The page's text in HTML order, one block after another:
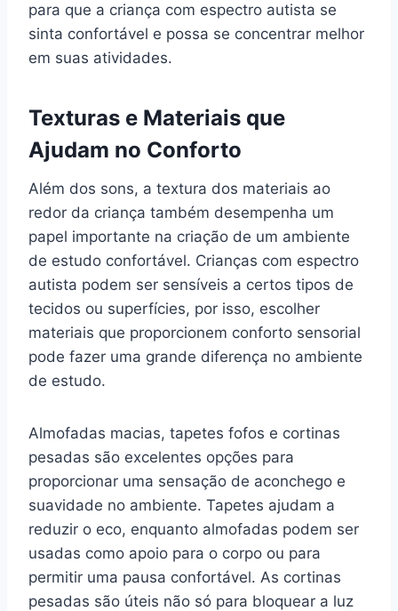
para que a criança com espectro autista se
sinta confortável e possa se concentrar melhor
em suas atividades.
Texturas e Materiais que
Ajudam no Conforto
Além dos sons, a textura dos materiais ao
redor da criança também desempenha um
papel importante na criação de um ambiente
de estudo confortável. Crianças com espectro
autista podem ser sensíveis a certos tipos de
tecidos ou superfícies, por isso, escolher
materiais que proporcionem conforto sensorial
pode fazer uma grande diferença no ambiente
de estudo.
Almofadas macias, tapetes fofos e cortinas
pesadas são excelentes opções para
proporcionar uma sensação de aconchego e
suavidade no ambiente. Tapetes ajudam a
reduzir o eco, enquanto almofadas podem ser
usadas como apoio para o corpo ou para
permitir uma pausa confortável. As cortinas
pesadas são úteis não só para bloquear a luz